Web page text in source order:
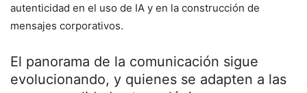
autenticidad en el uso de IA y en la construcción de
mensajes corporativos.
El panorama de la comunicación sigue
evolucionando, y quienes se adapten a las